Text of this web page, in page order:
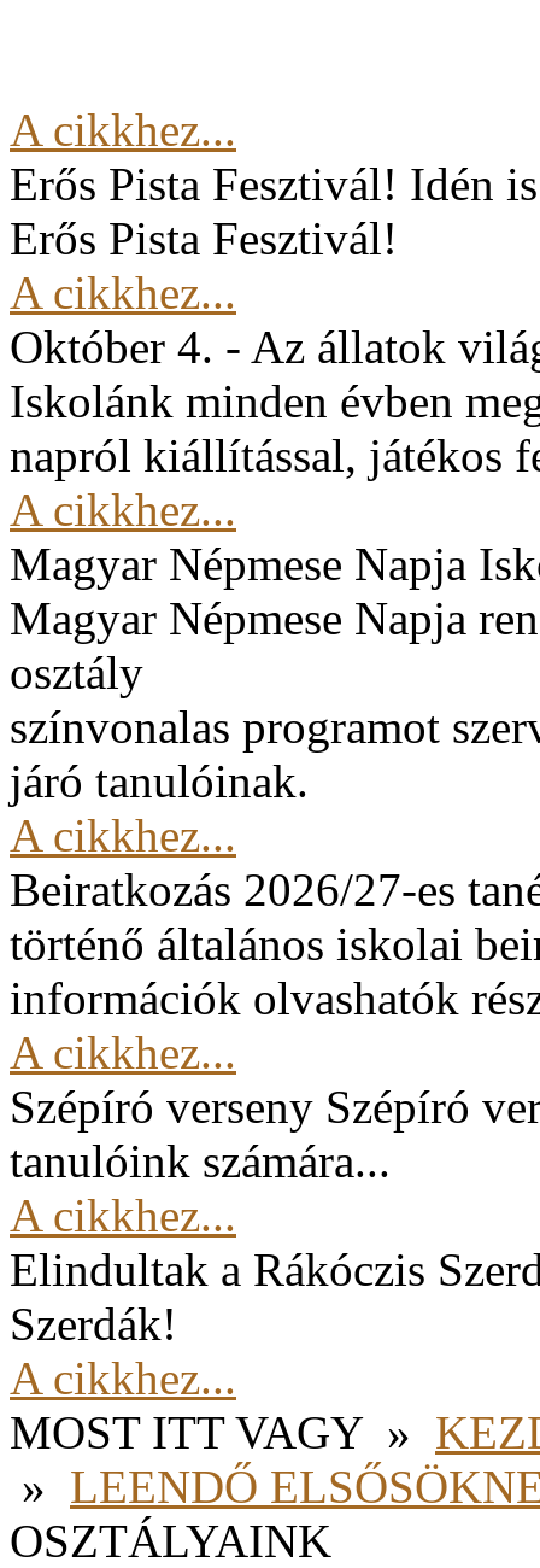
A cikkhez...
Erős Pista Fesztivál! Idén
Erős Pista Fesztivál!
A cikkhez...
Október 4. - Az állatok
Iskolánk minden évben
napról kiállítással, játékos
A cikkhez...
Magyar Népmese Napja
Magyar Népmese Napja
osztály
színvonalas programot
járó tanulóinak.
A cikkhez...
Beiratkozás 2026/27-es
történő általános iskolai
információk olvashatók
A cikkhez...
Szépíró verseny Szépíró
tanulóink számára...
A cikkhez...
Elindultak a Rákóczis
Szerdák!
A cikkhez...
MOST ITT VAGY »
» LEENDŐ
OSZTÁLYAINK